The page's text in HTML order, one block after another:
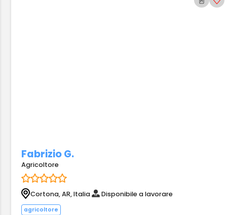
Fabrizio G.
Agricoltore
Cortona, AR, Italia Disponibile a lavorare
agricoltore